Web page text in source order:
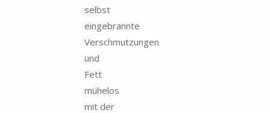
selbst
eingebrannte
Verschmutzungen
und
Fett
mühelos
mit der